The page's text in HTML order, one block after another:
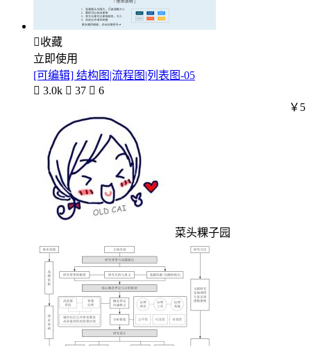
收藏
立即使用
[可编辑] 结构图|流程图|列表图-05
 3.0k  37  6
菜头粿子园
￥5